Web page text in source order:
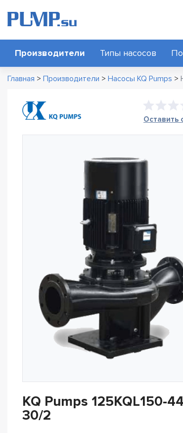
Производители Типы насосов
Главная > Производители > Насосы KQ Pumps >
Оставить
KQ Pumps 125KQL150-
30/2